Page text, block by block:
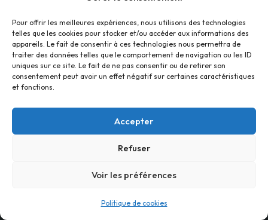
Pour offrir les meilleures expériences, nous utilisons des technologies
telles que les cookies pour stocker et/ou accéder aux informations des
appareils. Le fait de consentir à ces technologies nous permettra de
traiter des données telles que le comportement de navigation ou les ID
uniques sur ce site. Le fait de ne pas consentir ou de retirer son
consentement peut avoir un effet négatif sur certaines caractéristiques
et fonctions.
Accepter
Refuser
Voir les préférences
Politique de cookies
Contact
Site réalisé parSBCTech